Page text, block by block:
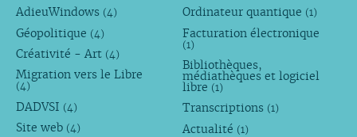
AdieuWindows (4)
Géopolitique (4)
Créativité - Art (4)
Migration vers le Libre
(4)
DADVSI (4)
Site web (4)
Ordinateur quantique (1)
Facturation électronique
(1)
Bibliothèques,
médiathèques et logiciel
libre (1)
Transcriptions (1)
Actualité (1)